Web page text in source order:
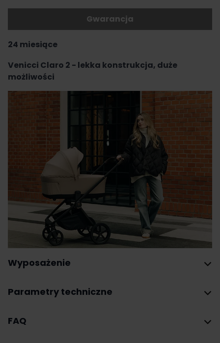
Gwarancja
24 miesiące
Venicci Claro 2 - lekka konstrukcja, duże
możliwości
Wyposażenie
Parametry techniczne
FAQ